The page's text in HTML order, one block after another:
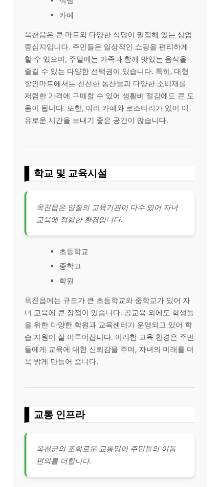
카페
옥천읍은 큰 마트와 다양한 식당이 밀집해 있는 상업
중심지입니다. 주민들은 일상적인 쇼핑을 편리하게
할 수 있으며, 주말에는 가족과 함께 맛있는 음식을
즐길 수 있는 다양한 선택권이 있습니다. 특히, 대형
할인마트에서는 신선한 농산물과 다양한 소비재를
저렴한 가격에 구매할 수 있어 생활비 절감에도 큰 도
움이 됩니다. 또한, 여러 카페와 로스터리가 있어 여
유로운 시간을 보내기 좋은 공간이 많습니다.
학교 및 교육시설
옥천읍은 양질의 교육기관이 다수 있어 자녀
교육에 적합한 환경입니다.
초등학교
중학교
학원
옥천읍에는 규모가 큰 초등학교와 중학교가 있어 자
녀 교육에 큰 장점이 있습니다. 공교육 외에도 학생들
을 위한 다양한 학원과 교육센터가 운영되고 있어 학
습 지원이 잘 이루어집니다. 이러한 교육 환경은 주민
들에게 교육에 대한 신뢰감을 주며, 자녀의 미래를 더
욱 밝게 만들어 줍니다.
교통 인프라
옥천군의 조화로운 교통망이 주민들의 이동
편의를 더합니다.